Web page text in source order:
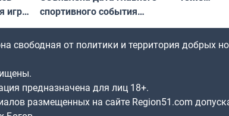
игры
спортивного события
Заполярья: как зарождался
фестиваль «Гольфстрим»
свободная от политики и территория добрых
предназначена для лиц 18+.
размещенных на сайте Region51.com